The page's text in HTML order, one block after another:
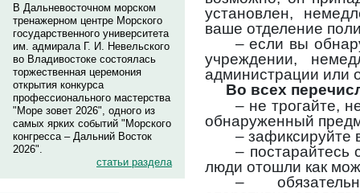
В Дальневосточном морском
тренажерном центре Морского
государственного университета
им. адмирала Г. И. Невельского
во Владивостоке состоялась
торжественная церемония
открытия конкурса
профессионального мастерства
"Море зовет 2026", одного из
самых ярких событий "Морского
конгресса – Дальний Восток
2026".
статьи раздела
установлен,
ваше отделение
– если вы
учреждении,
администрации или
Во всех
– не трогайте,
обнаруженный
– зафиксируйте
– постарайтесь
люди отошли как
–